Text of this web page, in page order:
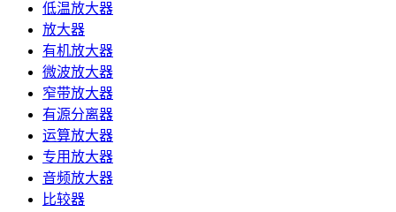
低温放大器
放大器
有机放大器
微波放大器
窄带放大器
有源分离器
运算放大器
专用放大器
音频放大器
比较器